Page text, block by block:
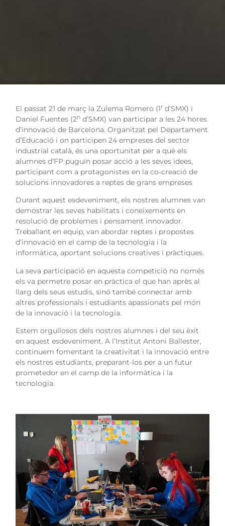
El passat 21 de març la Zulema Romero (1r d’SMX) i
Daniel Fuentes (2n d’SMX) van participar a les 24 hores
d’innovació de Barcelona. Organitzat pel Departament
d’Educació i on participen 24 empreses del sector
industrial català, és una oportunitat per a què els
alumnes d’FP puguin posar acció a les seves idees,
participant com a protagonistes en la co-creació de
solucions innovadores a reptes de grans empreses
Durant aquest esdeveniment, els nostres alumnes van
demostrar les seves habilitats i coneixements en
resolució de problemes i pensament innovador.
Treballant en equip, van abordar reptes i propostes
d’innovació en el camp de la tecnologia i la
informàtica, aportant solucions creatives i pràctiques.
La seva participació en aquesta competició no només
els va permetre posar en pràctica el que han après al
llarg dels seus estudis, sinó també connectar amb
altres professionals i estudiants apassionats pel món
de la innovació i la tecnologia.
Estem orgullosos dels nostres alumnes i del seu èxit
en aquest esdeveniment. A l’Institut Antoni Ballester,
continuem fomentant la creativitat i la innovació entre
els nostres estudiants, preparant-los per a un futur
prometedor en el camp de la informàtica i la
tecnologia.